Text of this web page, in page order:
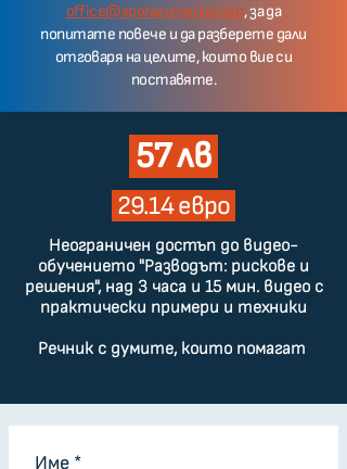
office@sporazumenia.com, за да
попитате повече и да разберете дали
отговаря на целите, които вие си
поставяте.
57 лв
29.14 евро
Неограничен достъп до видео-
обучението "Разводът: рискове и
решения", над 3 часа и 15 мин. видео с
практически примери и техники
Речник с думите, които помагат
Име *